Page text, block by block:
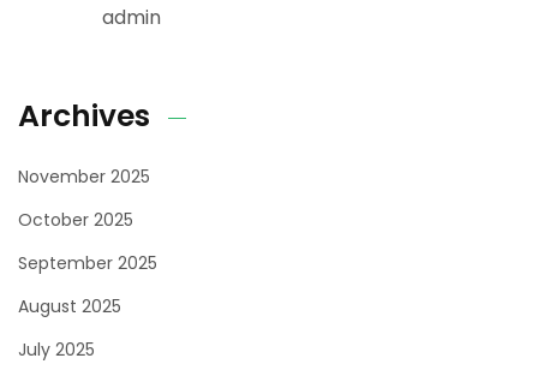
admin
Archives
November 2025
October 2025
September 2025
August 2025
July 2025